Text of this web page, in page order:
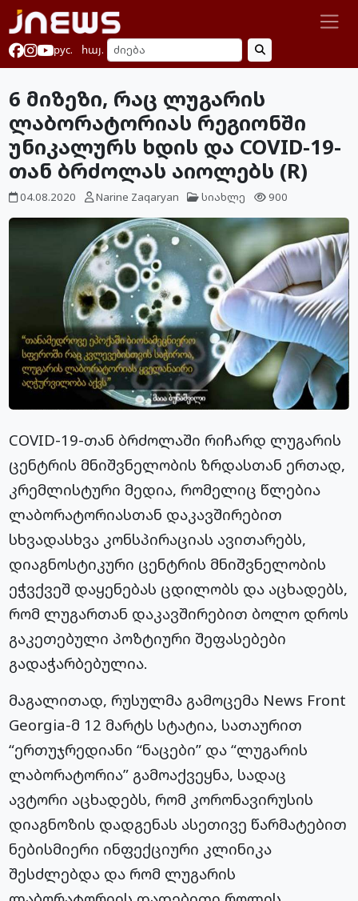
рус. հայ.
6 მიზეზი, რაც ლუგარის
ლაბორატორიას რეგიონში
უნიკალურს ხდის და COVID-19-
თან ბრძოლას აიოლებს (R)
04.08.2020 Narine Zaqaryan სიახლე 900
COVID-19-თან ბრძოლაში რიჩარდ ლუგარის
ცენტრის მნიშვნელობის ზრდასთან ერთად,
კრემლისტური მედია, რომელიც წლებია
ლაბორატორიასთან დაკავშირებით
სხვადასხვა კონსპირაციას ავითარებს,
დიაგნოსტიკური ცენტრის მნიშვნელობის
ეჭვქვეშ დაყენებას ცდილობს და აცხადებს,
რომ ლუგართან დაკავშირებით ბოლო დროს
გაკეთებული პოზტიური შეფასებები
გადაჭარბებულია.
მაგალითად, რუსულმა გამოცემა News Front
Georgia-მ 12 მარტს სტატია, სათაურით
“ერთუჯრედიანი “ნაცები” და “ლუგარის
ლაბორატორია” გამოაქვეყნა, სადაც
ავტორი აცხადებს, რომ კორონავირუსის
დიაგნოზის დადგენას ასეთივე წარმატებით
ნებისმიერი ინფექციური კლინიკა
შესძლებდა და რომ ლუგარის